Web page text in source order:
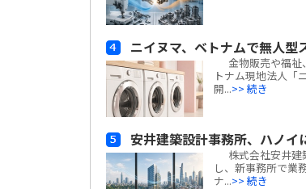
ニイヌマ、ベトナムで無人型
金物販売や福祉
トナム現地法人「
開...>> 続き
安井建築設計事務所、ハノ
株式会社安井建
し、新事務所で業
ナ...>> 続き